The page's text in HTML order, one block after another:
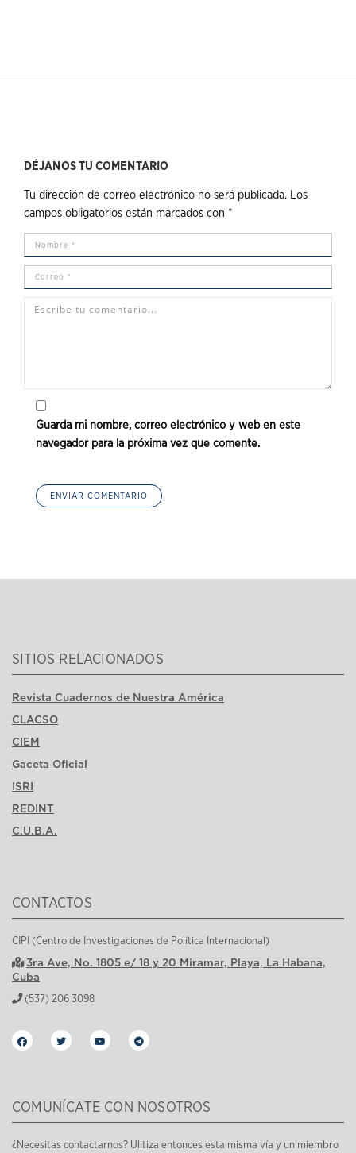
DÉJANOS TU COMENTARIO
Tu dirección de correo electrónico no será publicada.
Los
campos obligatorios están marcados con *
Guarda mi nombre, correo electrónico y web en este
navegador para la próxima vez que comente.
SITIOS RELACIONADOS
Revista Cuadernos de Nuestra América
CLACSO
CIEM
Gaceta Oficial
ISRI
REDINT
C.U.B.A.
CONTACTOS
CIPI (Centro de Investigaciones de Política Internacional)
3ra Ave, No. 1805 e/ 18 y 20 Miramar, Playa, La Habana,
Cuba
(537) 206 3098
COMUNÍCATE CON NOSOTROS
¿Necesitas contactarnos? Ulitiza entonces esta misma vía y un miembro